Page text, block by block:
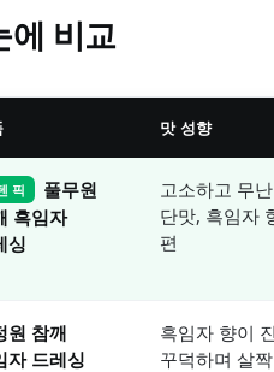
에 비교
맛 성향
픽
풀무원
흑임자
싱
고소하고 무
단맛, 흑임자
편
원 참깨
자 드레싱
흑임자 향이
꾸덕하며 살